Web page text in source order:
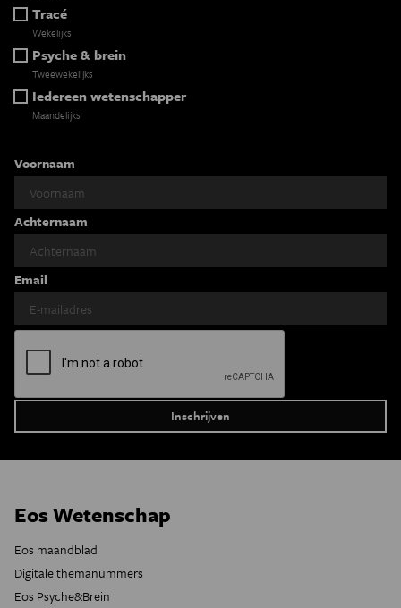
Tracé
Wekelijks
Psyche & brein
Tweewekelijks
Iedereen wetenschapper
Maandelijks
Voornaam
Achternaam
Email
Eos Wetenschap
Eos maandblad
Digitale themanummers
Eos Psyche&Brein